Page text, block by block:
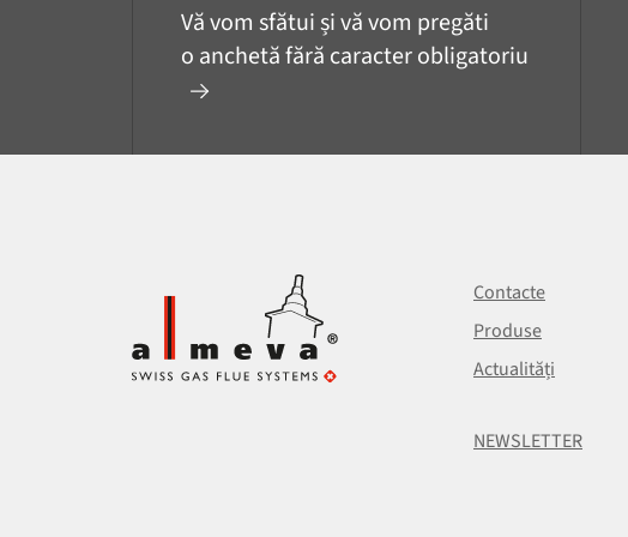
Vă vom sfătui și vă vom pregăti
o anchetă fără caracter obligatoriu
Contacte
Produse
Actualități
NEWSLETTER